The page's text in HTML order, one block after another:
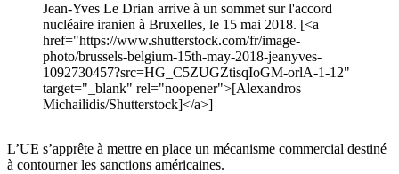
Jean-Yves Le Drian arrive à un sommet sur l'accord
nucléaire iranien à Bruxelles, le 15 mai 2018. [<a
href="https://www.shutterstock.com/fr/image-
photo/brussels-belgium-15th-may-2018-jeanyves-
1092730457?src=HG_C5ZUGZtisqIoGM-orlA-1-12"
target="_blank" rel="noopener">[Alexandros
Michailidis/Shutterstock]</a>]
L’UE s’apprête à mettre en place un mécanisme commercial destiné
à contourner les sanctions américaines.